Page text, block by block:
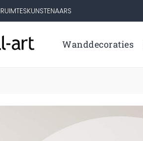
KUNSTENAARS
Wanddecoraties